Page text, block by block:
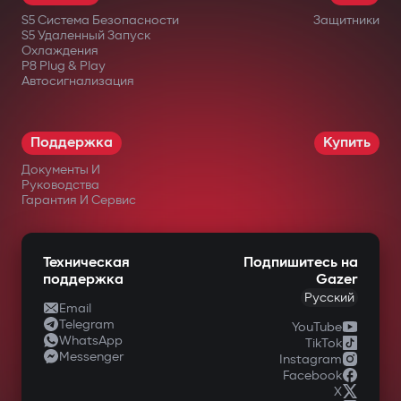
Дополнительный подкапотный модуль
блокирует запуск двигателя даже при
повреждении центрального блока.
дистанционный автозапуск
Запуск двигателя через приложение
Gazer Car с поддержкой сценариев:
прогрев/охлаждение салона, турбо-
таймер, поддержка заряда
аккумулятора. Двигатель автоматически
глушится после достижения заданных
параметров.
Полный контроль через Gazer Car
S5 Система Безопасности
S5 Удаленный Запуск
Охлаждения
P8 Plug & Play
Автосигнализация
Защитники
Поддержка
Документы И
Руководства
Гарантия И Сервис
Купить
Техническая
поддержка
Email
Telegram
WhatsApp
Messenger
Подпишитесь на
Gazer
Русский
YouTube
TikTok
Instagram
Facebook
X